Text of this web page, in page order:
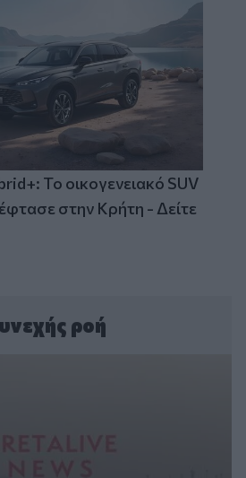
Το οικογενειακό SUV
στην Κρήτη - Δείτε
ροή